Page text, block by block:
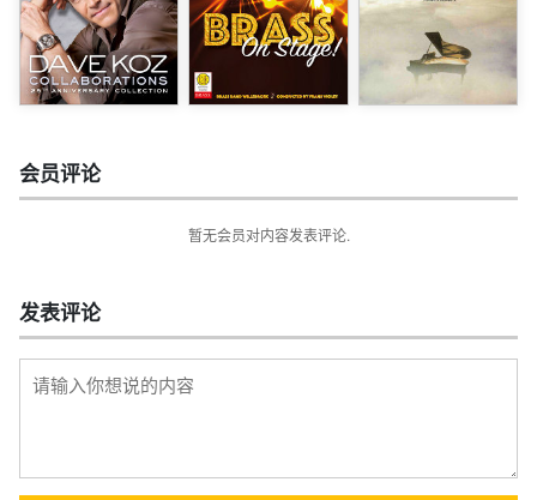
会员评论
暂无会员对内容发表评论.
发表评论